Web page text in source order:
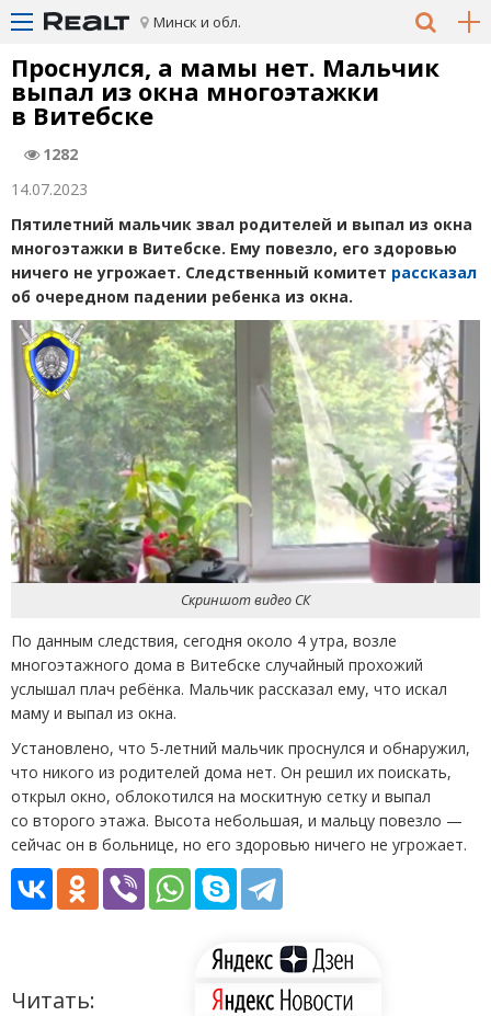
Минск и обл.
Проснулся, а мамы нет. Мальчик
выпал из окна многоэтажки
в Витебске
1282
14.07.2023
Пятилетний мальчик звал родителей и выпал из окна
многоэтажки в Витебске. Ему повезло, его здоровью
ничего не угрожает. Следственный комитет рассказал
об очередном падении ребенка из окна.
Скриншот видео СК
По данным следствия, сегодня около 4 утра, возле
многоэтажного дома в Витебске случайный прохожий
услышал плач ребёнка. Мальчик рассказал ему, что искал
маму и выпал из окна.
Установлено, что 5-летний мальчик проснулся и обнаружил,
что никого из родителей дома нет. Он решил их поискать,
открыл окно, облокотился на москитную сетку и выпал
со второго этажа. Высота небольшая, и мальцу повезло —
сейчас он в больнице, но его здоровью ничего не угрожает.
Читать: